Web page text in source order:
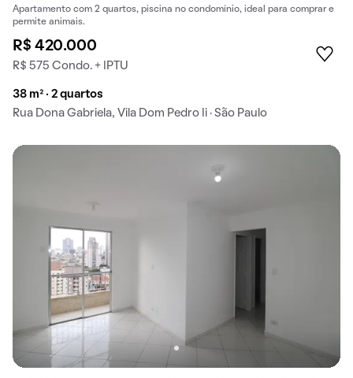
Apartamento com 2 quartos, piscina no condomínio, ideal para comprar e
permite animais.
R$ 420.000
R$ 575 Condo. + IPTU
38 m² · 2 quartos
Rua Dona Gabriela, Vila Dom Pedro Ii · São Paulo